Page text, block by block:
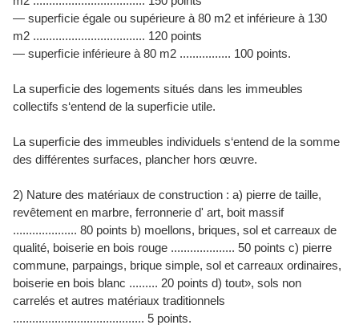
— superﬁcie égale ou supérieure à 80 m2 et inférieure à 130
m2 ................................... 120 points
— superﬁcie inférieure à 80 m2 ................ 100 points.
La superﬁcie des logements situés dans les immeubles
collectifs s‘entend de la superﬁcie utile.
La superﬁcie des immeubles individuels s‘entend de la somme
des différentes surfaces, plancher hors œuvre.
2) Nature des matériaux de construction : a) pierre de taille,
revêtement en marbre, ferronnerie d' art, boit massif
.................... 80 points b) moellons, briques, sol et carreaux de
qualité, boiserie en bois rouge .................... 50 points c) pierre
commune, parpaings, brique simple, sol et carreaux ordinaires,
boiserie en bois blanc ......... 20 points d) tout», sols non
carrelés et autres matériaux traditionnels
......................................... 5 points.